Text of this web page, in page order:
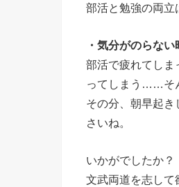
部活と勉強の両立
・気分がのらな
部活で疲れてしま
ってしまう……そ
その分、朝早起
さいね。
いかがでしたか？
文武両道を志して